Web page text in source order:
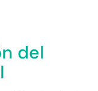
del